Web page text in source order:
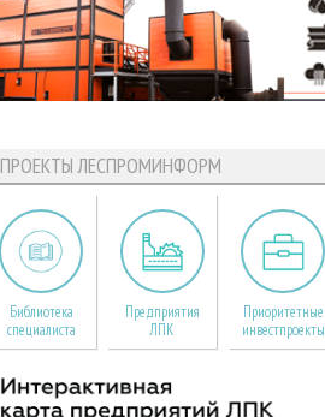
ПРОЕКТЫ ЛЕСПРОМИНФОРМ
Библиотека
специалиста
Предприятия
ЛПК
Приоритетные
инвестпроекты